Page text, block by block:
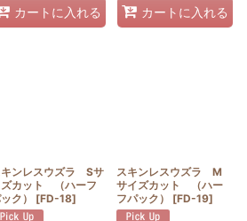
カートに入れる カートに入れる
キンレスウズラ Sサ
ズカット （ハーフ
ク）
[FD-18]
スキンレスウズラ M
サイズカット （ハー
フパック）
[FD-19]